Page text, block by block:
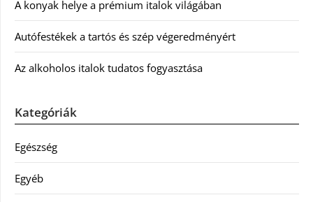
A konyak helye a prémium italok világában
Autófestékek a tartós és szép végeredményért
Az alkoholos italok tudatos fogyasztása
Kategóriák
Egészség
Egyéb